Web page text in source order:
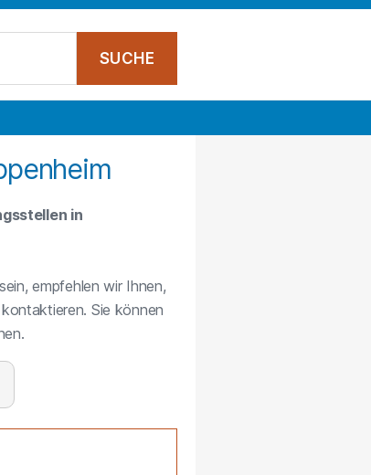
in
empfehlen wir Ihnen,
Sie können